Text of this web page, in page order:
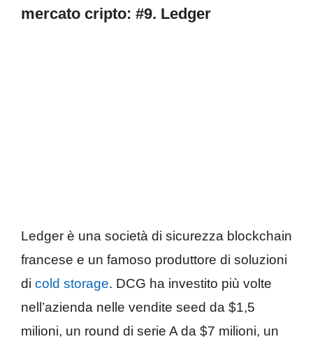
mercato cripto: #9. Ledger
Ledger è una società di sicurezza blockchain
francese e un famoso produttore di soluzioni
di cold storage. DCG ha investito più volte
nell’azienda nelle vendite seed da $1,5
milioni, un round di serie A da $7 milioni, un